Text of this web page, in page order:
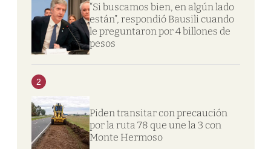
“Si buscamos bien, en algún lado
están”, respondió Bausili cuando
le preguntaron por 4 billones de
pesos
2
Piden transitar con precaución
por la ruta 78 que une la 3 con
Monte Hermoso